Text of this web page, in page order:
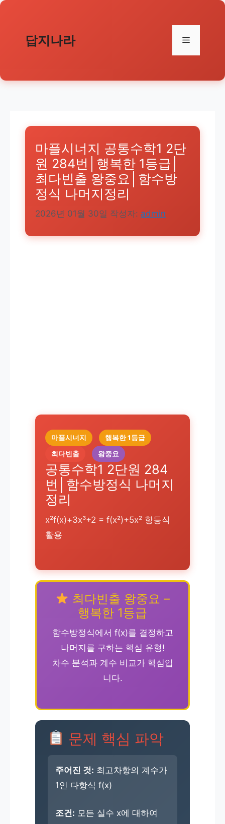
컨
너
답지나라 메
마플시너지 공통수학1 2단
원 284번│행복한 1등급│
최다빈출 왕중요│함수방
정식 나머지정리
2026년 01월 30일 작성자: admin
마플시너지
행복한 1등급
최다빈출
왕중요
공통수학1 2단원 284
번│함수방정식 나머지
정리
x²f(x)+3x³+2 = f(x²)+5x² 항등식
활용
최다빈출 왕중요 –
행복한 1등급
함수방정식에서 f(x)를 결정하고
나머지를 구하는 핵심 유형!
차수 분석과 계수 비교가 핵심입
니다.
문제 핵심 파악
주어진 것: 최고차항의 계수가
1인 다항식 f(x)
조건: 모든 실수 x에 대하여